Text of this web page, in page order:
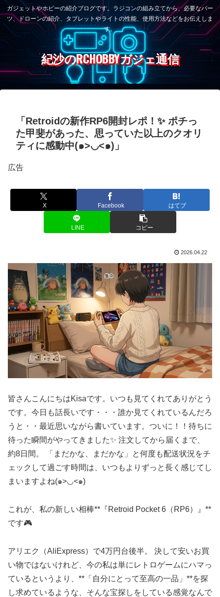
ガジェットやホビーの紹介ブログです。ラジコンの組み立てから、必要なパー
ツ、ドローンの紹介、タブレットやライトの性能、使用方法などをお伝えしま
す。
紀沙のRCHOBBYガジェ通信
「Retroidの新作RP6開封レポ！✨ ポチっ
た甲斐があった、思っていた以上のクオリ
ティに感動中(๑>◡<๑)」
広告
X Facebook はてブ
LINE コピー
2026.04.22
皆さんこんにちはKisaです。いつも見てくれてありがとう
です。今日も話長いです・・・誰か見てくれているんだろ
うと・・最近思いながら書いています。ついに！！待ちに
待った瞬間がやってきました✨ 注文してから届くまで、
約8日間。 「まだかな、まだかな」と何度も配送状況をチ
ェックして過ごす時間は、いつもよりずっと長く感じてし
まいますよね(๑>◡<๑)
これが、私の新しい相棒**『Retroid Pocket 6（RP6）』**
です🎮
アリエク（AliExpress）で4万円台後半。 決して安いお買
い物ではないけれど、今の私は単にレトロゲームにハマっ
ているというより、**「自分にとって至高の一品」**を探
し求めているような、そんな宝探しをしている感覚なんで